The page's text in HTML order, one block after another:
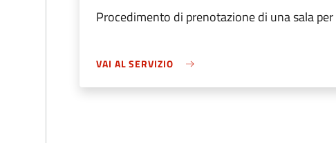
Procedimento di prenotazione di una sala
VAI AL SERVIZIO